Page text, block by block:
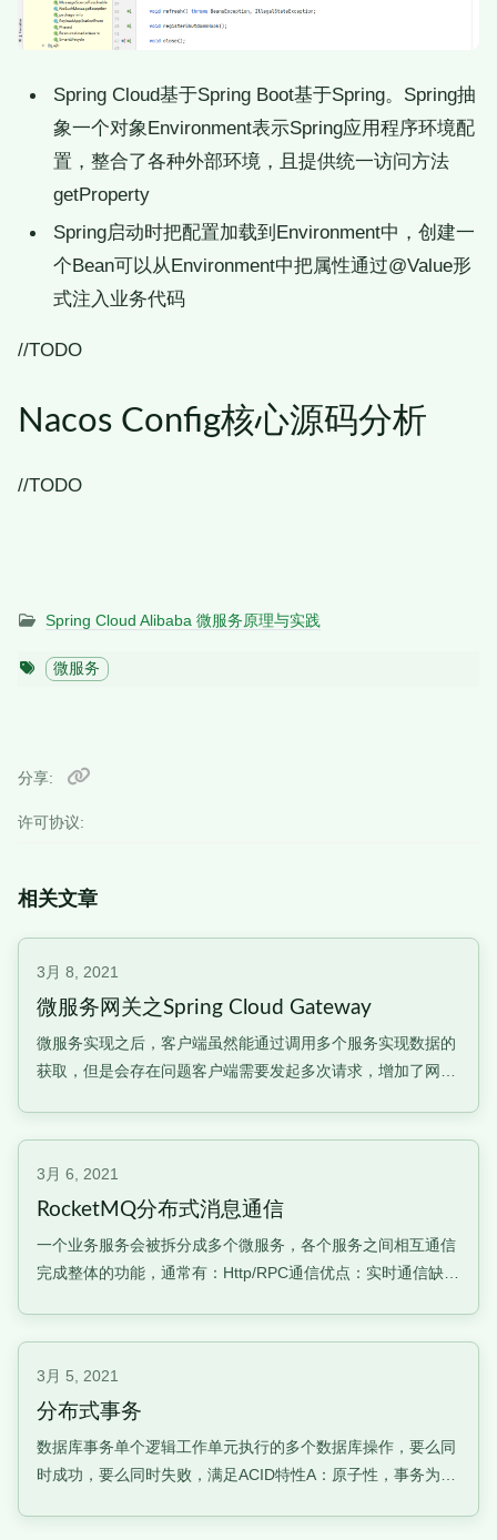
Spring Cloud基于Spring Boot基于Spring。Spring抽
象一个对象Environment表示Spring应用程序环境配
置，整合了各种外部环境，且提供统一访问方法
getProperty
Spring启动时把配置加载到Environment中，创建一
个Bean可以从Environment中把属性通过@Value形
式注入业务代码
//TODO
Nacos Config核心源码分析
//TODO
Spring Cloud Alibaba 微服务原理与实践
微服务
许可协议:
分享
相关文章
3月 8, 2021
微服务网关之Spring Cloud Gateway
微服务实现之后，客户端虽然能通过调用多个服务实现数据的
获取，但是会存在问题客户端需要发起多次请求，增加了网络
权过程灰度发布（金丝
3月 6, 2021
RocketMQ分布式消息通信
一个业务服务会被拆分成多个微服务，各个服务之间相互通信
完成整体的功能，通常有：Http/RPC通信优点：实时通信缺
RocketMQ什么是Roc
3月 5, 2021
分布式事务
数据库事务单个逻辑工作单元执行的多个数据库操作，要么同
时成功，要么同时失败，满足ACID特性A：原子性，事务为原